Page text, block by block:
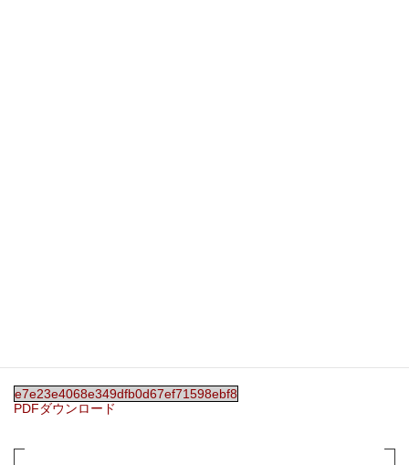
e7e23e4068e349dfb0d67ef71598ebf8
PDFダウンロード